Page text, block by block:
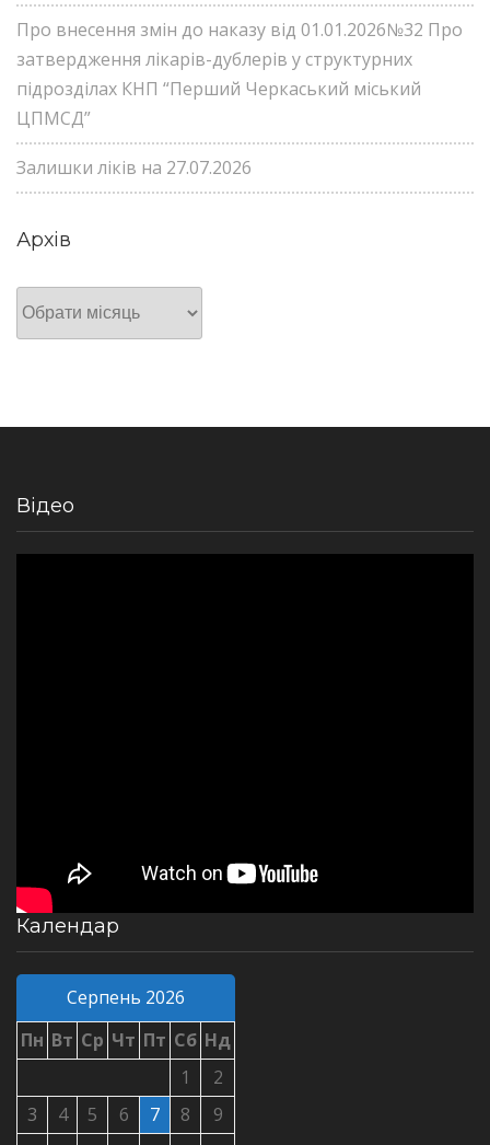
Про внесення змін до наказу від 01.01.2026№32 Про
затвердження лікарів-дублерів у структурних
підрозділах КНП “Перший Черкаський міський
ЦПМСД”
Залишки ліків на 27.07.2026
Архів
Архів
Відео
Календар
Серпень 2026
Пн Вт Ср Чт Пт Сб Нд
1
2
3
4 5 6 7 8
9